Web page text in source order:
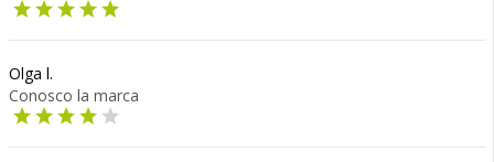
Olga l.
Conosco la marca